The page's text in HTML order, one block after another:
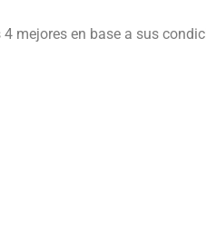
mejores en base a sus